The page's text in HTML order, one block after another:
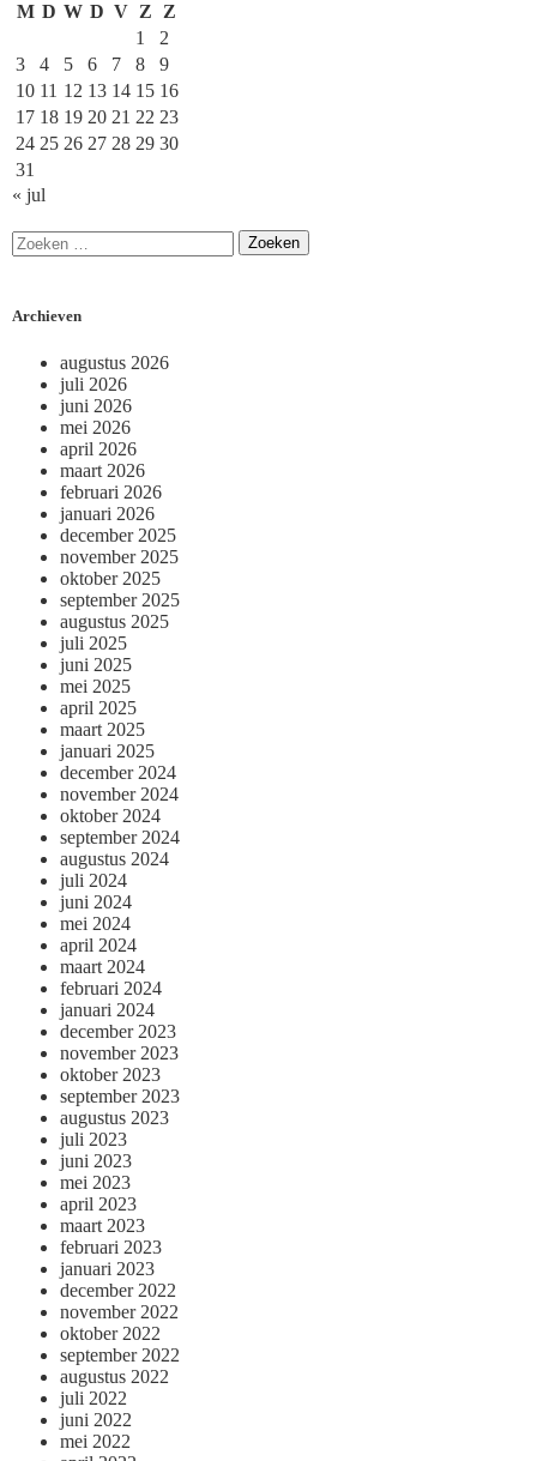
M D W D V Z Z
1
2
3
4 5 6 7 8
9
10 11 12 13 14 15 16
17 18 19 20 21 22 23
24 25 26 27 28 29 30
31
« jul
Archieven
augustus 2026
juli 2026
juni 2026
mei 2026
april 2026
maart 2026
februari 2026
januari 2026
december 2025
november 2025
oktober 2025
september 2025
augustus 2025
juli 2025
juni 2025
mei 2025
april 2025
maart 2025
januari 2025
december 2024
november 2024
oktober 2024
september 2024
augustus 2024
juli 2024
juni 2024
mei 2024
april 2024
maart 2024
februari 2024
januari 2024
december 2023
november 2023
oktober 2023
september 2023
augustus 2023
juli 2023
juni 2023
mei 2023
april 2023
maart 2023
februari 2023
januari 2023
december 2022
november 2022
oktober 2022
september 2022
augustus 2022
juli 2022
juni 2022
mei 2022